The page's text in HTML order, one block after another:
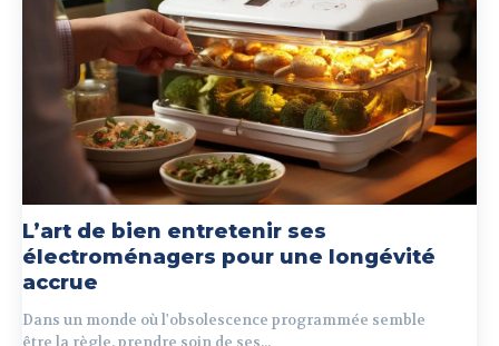
L’art de bien entretenir ses
électroménagers pour une longévité
accrue
Dans un monde où l'obsolescence programmée semble
être la règle, prendre soin de ses...